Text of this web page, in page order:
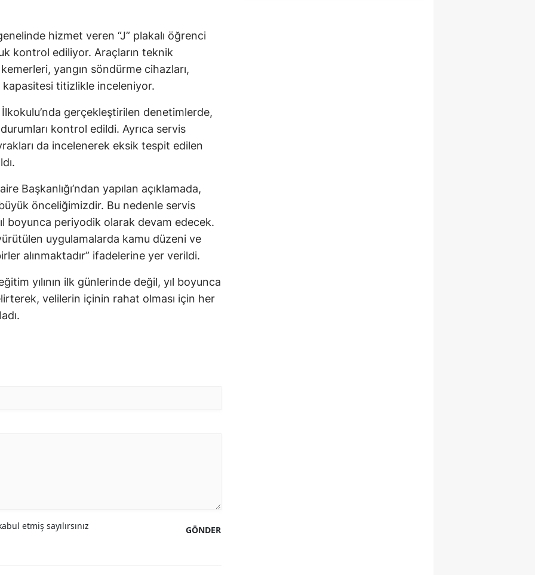
hizmet veren “J” plakalı öğrenci
kontrol ediliyor. Araçların teknik
yangın söndürme cihazları,
kapasitesi titizlikle inceleniyor.
gerçekleştirilen denetimlerde,
kontrol edildi. Ayrıca servis
da incelenerek eksik tespit edilen
Başkanlığı’ndan yapılan açıklamada,
önceliğimizdir. Bu nedenle servis
boyunca periyodik olarak devam edecek.
uygulamalarda kamu düzeni ve
alınmaktadır” ifadelerine yer verildi.
yılının ilk günlerinde değil, yıl boyunca
velilerin içinin rahat olması için her
GÖNDER
etmiş sayılırsınız